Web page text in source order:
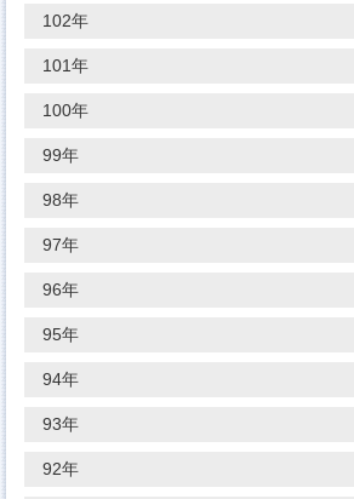
102年
101年
100年
99年
98年
97年
96年
95年
94年
93年
92年